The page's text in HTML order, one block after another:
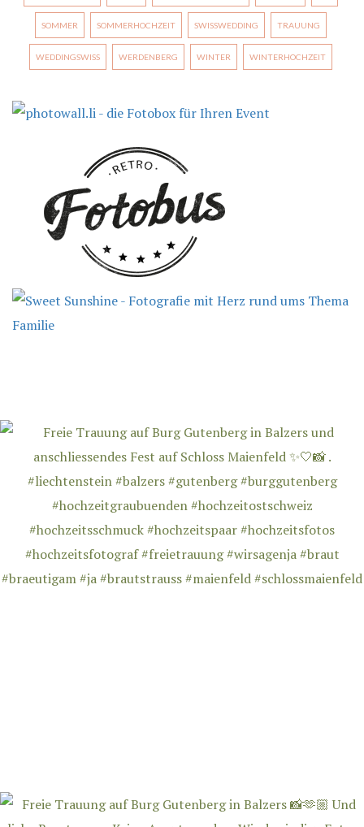
SOMMER SOMMERHOCHZEIT SWISSWEDDING TRAUUNG
WEDDINGSWISS WERDENBERG WINTER WINTERHOCHZEIT